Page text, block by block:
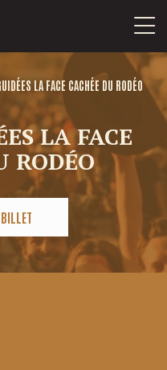
LA FACE CACHÉE DU RODÉO
LA FACE
RODÉO